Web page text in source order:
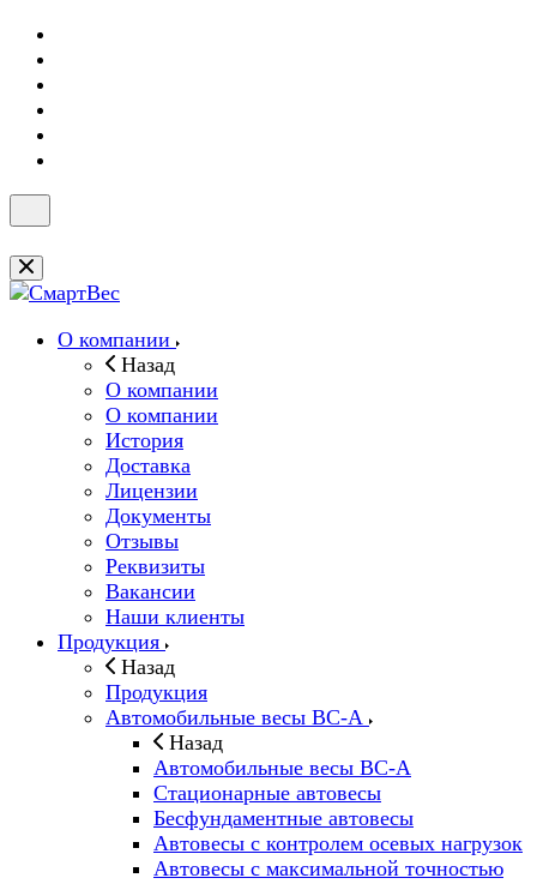
О компании
Назад
О компании
О компании
История
Доставка
Лицензии
Документы
Отзывы
Реквизиты
Вакансии
Наши клиенты
Продукция
Назад
Продукция
Автомобильные весы ВС-А
Назад
Автомобильные весы ВС-А
Стационарные автовесы
Бесфундаментные автовесы
Автовесы с контролем осевых нагрузок
Автовесы с максимальной точностью